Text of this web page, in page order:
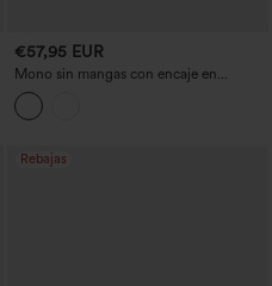
€57,95 EUR
Mono sin mangas con encaje en
contraste para damas de honor e
invitadas a la boda, con bolsillos - Easy
Peezy
Rebajas